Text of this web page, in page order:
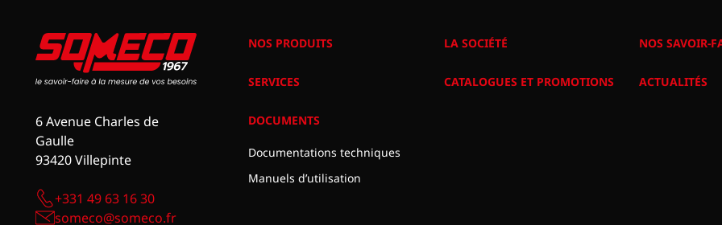
6 Avenue Charles de
Gaulle
93420 Villepinte
+331 49 63 16 30
someco@someco.fr
NOS PRODUITS LA SOCIÉTÉ NOS SAVOIR-
SERVICES CATALOGUES ET PROMOTIONS ACTUALITÉS
DOCUMENTS
Documentations techniques
Manuels d’utilisation